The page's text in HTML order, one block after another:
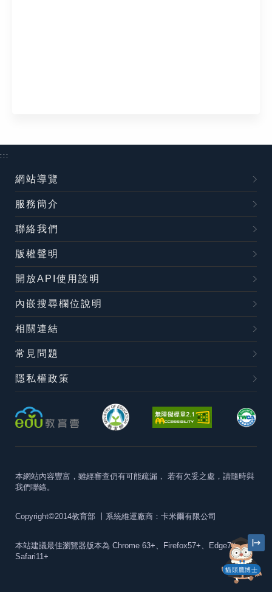
貓頭鷹博士
:::
網站導覽
服務簡介
聯絡我們
版權聲明
開放API使用說明
內嵌搜尋欄位說明
相關連結
常見問題
隱私權政策
本網站內容豐富，雖經審查仍有可能疏漏， 若有欠妥之處，請隨時與
我們聯絡。
Copyright©2014教育部 丨系統維運廠商：卡米爾有限公司
本站建議最佳瀏覽器版本為 Chrome 63+、Firefox57+、Edge79+及
Safari11+